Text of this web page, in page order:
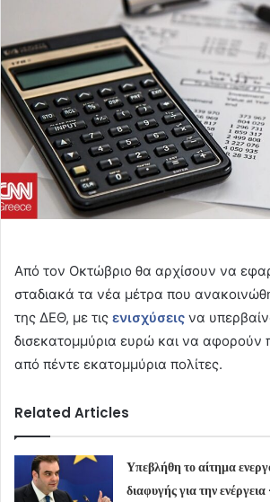
Από τον Οκτώβριο θα αρχίσουν να
σταδιακά τα νέα μέτρα που
της ΔΕΘ, με τις ενισχύσεις να
δισεκατομμύρια ευρώ και να αφορούν
από πέντε εκατομμύρια πολίτες.
Related Articles
Υπεβλήθη το αίτημα
διαφυγής για την